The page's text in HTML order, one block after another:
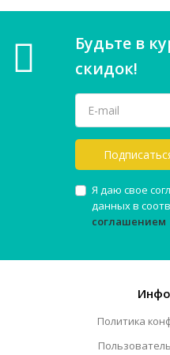
Будьте в
скидок!
Я даю свое
данных в
соглашением
Политика